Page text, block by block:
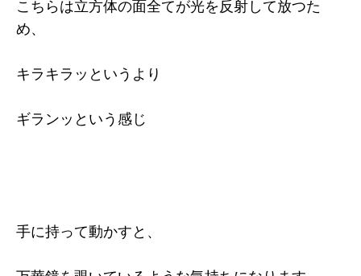
こちらは立方体の面全てが光を反射して放つた
め、
キラキラッというより
ギランッという感じ
手に持って動かすと、